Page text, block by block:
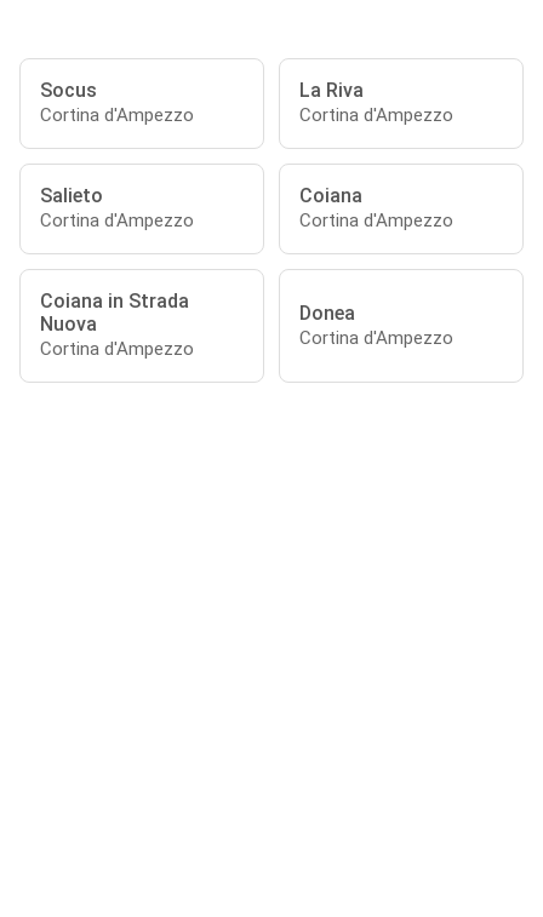
Socus
Cortina d'Ampezzo
La Riva
Cortina d'Ampezzo
Salieto
Cortina d'Ampezzo
Coiana
Cortina d'Ampezzo
Coiana in Strada
Nuova
Cortina d'Ampezzo
Donea
Cortina d'Ampezzo